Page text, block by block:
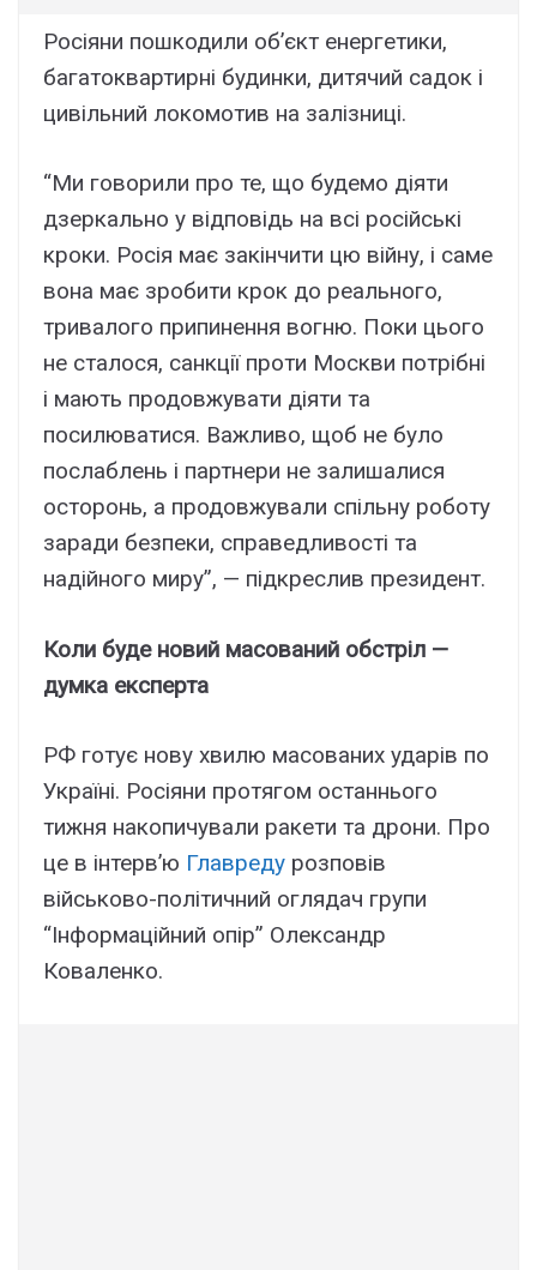
Росіяни пошкодили об’єкт енергетики,
багатоквартирні будинки, дитячий садок і
цивільний локомотив на залізниці.
“Ми говорили про те, що будемо діяти
дзеркально у відповідь на всі російські
кроки. Росія має закінчити цю війну, і саме
вона має зробити крок до реального,
тривалого припинення вогню. Поки цього
не сталося, санкції проти Москви потрібні
і мають продовжувати діяти та
посилюватися. Важливо, щоб не було
послаблень і партнери не залишалися
осторонь, а продовжували спільну роботу
заради безпеки, справедливості та
надійного миру”, — підкреслив президент.
Коли буде новий масований обстріл —
думка експерта
РФ готує нову хвилю масованих ударів по
Україні. Росіяни протягом останнього
тижня накопичували ракети та дрони. Про
це в інтерв’ю Главреду розповів
військово-політичний оглядач групи
“Інформаційний опір” Олександр
Коваленко.